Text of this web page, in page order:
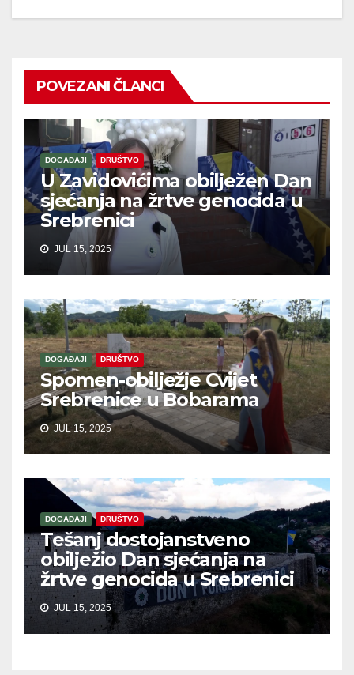
POVEZANI ČLANCI
DOGAĐAJI DRUŠTVO
U Zavidovićima obilježen Dan
sjećanja na žrtve genocida u
Srebrenici
JUL 15, 2025
DOGAĐAJI DRUŠTVO
Spomen-obilježje Cvijet
Srebrenice u Bobarama
JUL 15, 2025
DOGAĐAJI DRUŠTVO
Tešanj dostojanstveno
obilježio Dan sjećanja na
žrtve genocida u Srebrenici
JUL 15, 2025